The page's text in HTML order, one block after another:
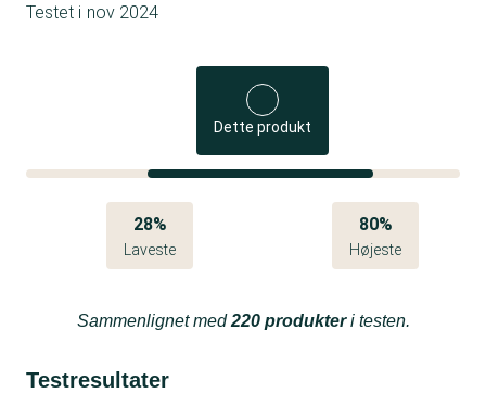
Testet i nov 2024
Dette produkt
28%
Laveste
80%
Højeste
Sammenlignet med220 produkteri testen.
Testresultater